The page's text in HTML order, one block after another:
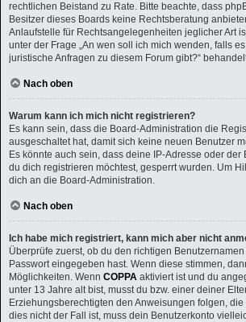
rechtlichen Beistand zu Rate. Bitte beachte, dass
Besitzer dieses Boards keine Rechtsberatung
Anlaufstelle für Rechtsangelegenheiten jeglicher Art
unter der Frage „An wen soll ich mich wenden, falls
juristische Anfragen zu diesem Forum gibt?“
Nach oben
Warum kann ich mich nicht registrieren?
Es kann sein, dass die Board-Administration die
ausgeschaltet hat, damit sich keine neuen Benutzer
Es könnte auch sein, dass deine IP-Adresse oder der
du dich registrieren möchtest, gesperrt wurden. Um
dich an die Board-Administration.
Nach oben
Ich habe mich registriert, kann mich aber nicht
Überprüfe zuerst, ob du den richtigen
Passwort eingegeben hast. Wenn diese stimmen,
Möglichkeiten. Wenn COPPA aktiviert ist und du
unter 13 Jahre alt bist, musst du bzw. einer deiner
Erziehungsberechtigten den Anweisungen folgen,
dies nicht der Fall ist, muss dein Benutzerkonto